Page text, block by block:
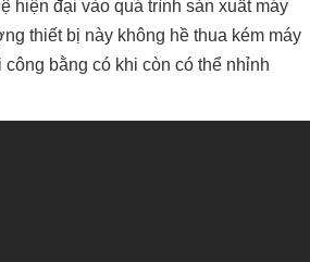
hiện đại vào quá trình sản xuất máy
thiết bị này không hề thua kém máy
bằng có khi còn có thể nhỉnh